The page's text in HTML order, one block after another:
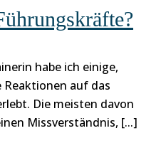
habe ich einige,
auf das
Die meisten davon
Missverständnis, [...]